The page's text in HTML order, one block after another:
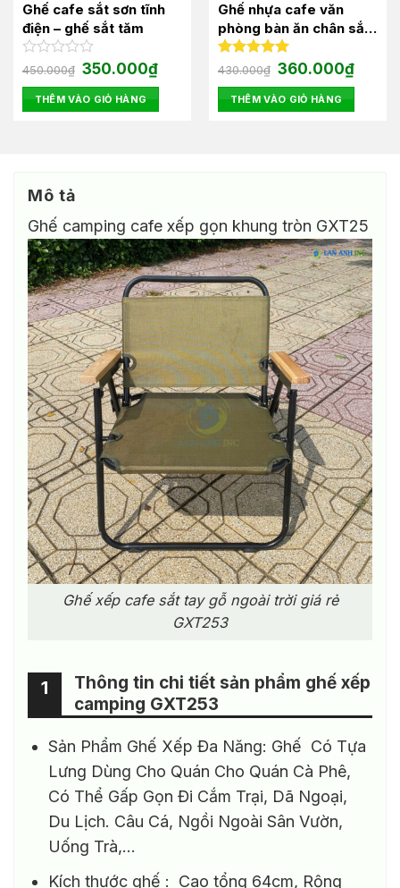
Ghế cafe sắt sơn tĩnh
điện – ghế sắt tăm
Được
hạng
0
450.000₫ Giá
gốc
là:
450.000₫.
350.000₫Giá
hiện
tại
là:
350.000₫.
THÊM VÀO GIỎ HÀNG
Ghế nhựa cafe văn
phòng bàn ăn chân sắt
cao đẹp hiện đại giá rẻ
LAGE24
Được xếp
5.00
5 sao
430.000₫ Giá
gốc
là:
430.000₫.
360.000₫Giá
hiện
tại
là:
THÊM VÀO GIỎ HÀNG
Mô tả
Ghế camping cafe xếp gọn khung tròn GXT25
Ghế xếp cafe sắt tay gỗ ngoài trời giá rẻ
GXT253
Thông tin chi tiết sản phẩm ghế xếp
camping GXT253
1
Sản Phẩm Ghế Xếp Đa Năng: Ghế Có Tựa
Lưng Dùng Cho Quán Cho Quán Cà Phê,
Có Thể Gấp Gọn Đi Cắm Trại, Dã Ngoại,
Du Lịch. Câu Cá, Ngồi Ngoài Sân Vườn,
Uống Trà,…
Kích thước ghế : Cao tổng 64cm, Rộng